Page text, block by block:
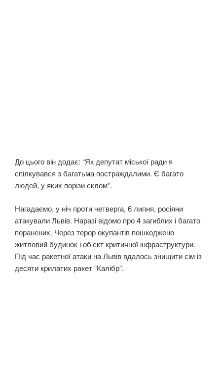
До цього він додає: “Як депутат міської ради я
спілкувався з багатьма постраждалими. Є багато
людей, у яких порізи склом”.
Нагадаємо, у ніч проти четверга, 6 липня, росіяни
атакували Львів. Наразі відомо про 4 загиблих і багато
поранених. Через терор окупантів пошкоджено
житловий будинок і об’єкт критичної інфраструктури.
Під час ракетної атаки на Львів вдалось знищити сім із
десяти крилатих ракет “Калібр”.